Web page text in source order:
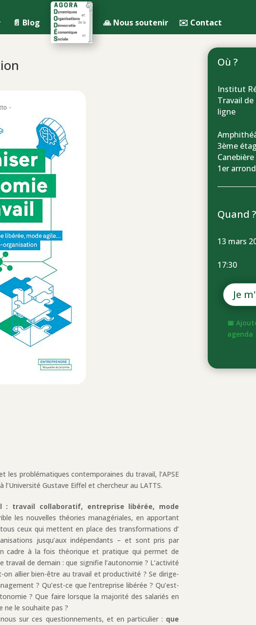
📄 Blog 🙏 Nous soutenir ✉️ Contact
problématiques contemporaines du travail, l’APSE
Gustave Eiffel et chercheur au LATTS.
: travail collaboratif, entreprise libérée, mode
les nouvelles théories managériales, en apportant
ceux qui mettent en place des transformations d’
jusqu’aux indépendants – et sont pris par
cadre à la fois théorique et pratique qui permet de
de demain : que signifie l’autonomie ? L’activité
allier bien-être au travail et productivité ? Se dirige-
? Qu’est-ce que l’entreprise libérée ? Qu’est-
? Que faire lorsque la majorité des salariés en
ne le souhaite pas ?
sur ces questionnements, et en particulier : que
Où ?
Institut
Travail
ligne
3ème
1er
Quand ?
13 mars
17:30
Je
📅
agenda